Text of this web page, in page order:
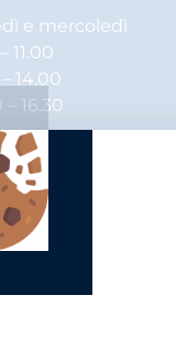
e mercoledì
11.00
14.00
– 16.30
giovedì e venerdì
11.00
– 14.00